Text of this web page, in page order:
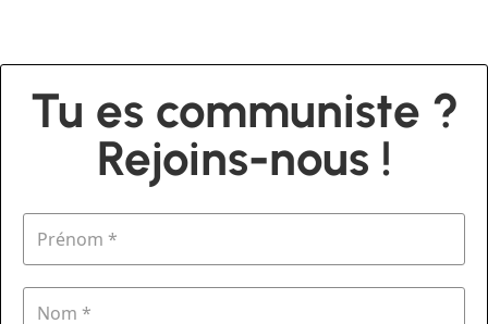
Tu es communiste ?
Rejoins-nous !